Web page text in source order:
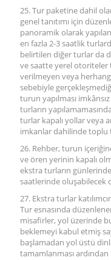
25. Tur paketine dahil
genel tanıtımı için
panoramik olarak
en fazla 2-3 saatlik
belirtilen diğer turlar da
ve saatte yerel otoriteler
verilmeyen veya
sebebiyle
turun yapılması
turların
turlar kapalı yollar veya
imkanlar dahilinde toplu
26. Rehber, turun
ve ören yerinin kapalı
ekstra turların
saatlerinde oluşabilecek
27. Ekstra turlar
Tur esnasında
misafirler, yol üzerinde
beklemeyi kabul etmiş
başlamadan yol üstü
tamamlanması ardından